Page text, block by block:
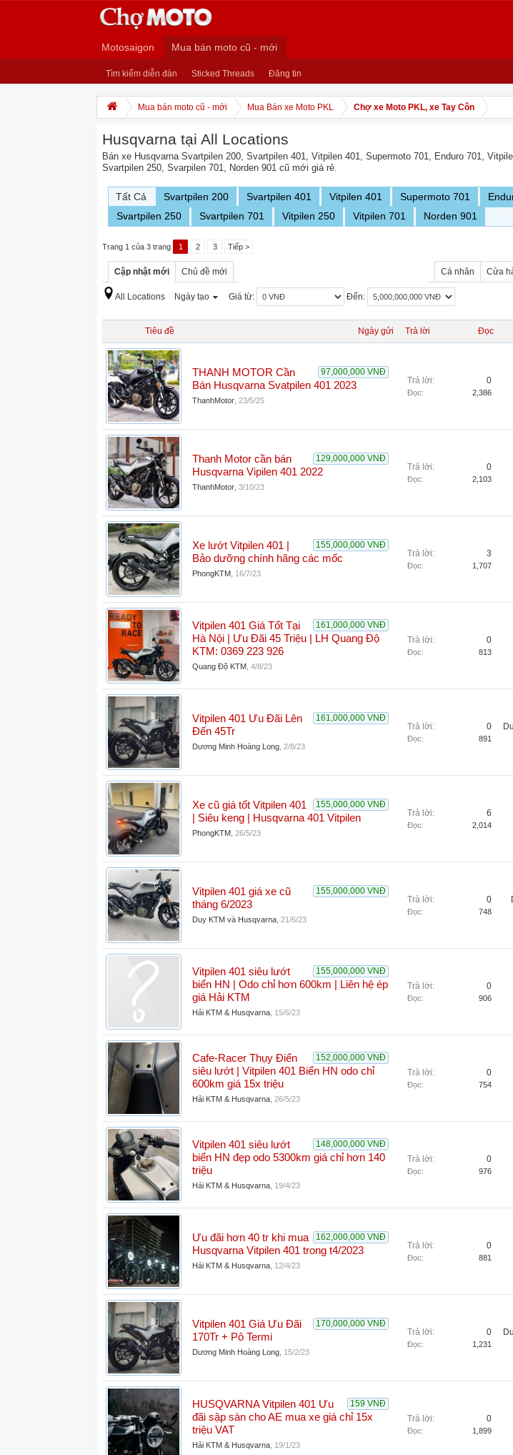
Motosaigon Mua bán moto cũ - mới
Tìm kiếm diễn đàn Sticked Threads Đăng tin
Mua bán moto cũ - mới Mua Bán xe Moto PKL Chợ xe Moto PKL, xe Tay Côn
Husqvarna tại All Locations
Bán xe Husqvarna Svartpilen 200, Svartpilen 401, Vitpilen 401, Supermoto 701, Enduro 701,
Svartpilen 250, Svarpilen 701, Norden 901 cũ mới giá rẻ.
Tất Cả Svartpilen 200 Svartpilen 401 Vitpilen 401 Supermoto 701
Svartpilen 250
Svartpilen 701 Vitpilen 250 Vitpilen 701 Norden 901
Trang 1 của 3 trang 1 2 3 Tiếp >
Cập nhật mới Chủ đề mới Cá nhân Cửa
All Locations Ngày tạo Giá từ: Đến:
Tiêu đề Ngày gửi Trả lời Đọc
97,000,000 VNĐ
THANH MOTOR Cần
Bán Husqvarna Svatpilen 401 2023
ThanhMotor 23/5/25
Trả lời: 0
Đọc: 2,386
129,000,000 VNĐ
Thanh Motor cần bán
Husqvarna Vipilen 401 2022
ThanhMotor 3/10/23
Trả lời: 0
Đọc: 2,103
155,000,000 VNĐ
Xe lướt Vitpilen 401 |
Bảo dưỡng chính hãng các mốc
PhongKTM 16/7/23
Trả lời: 3
Đọc: 1,707
161,000,000 VNĐ
Vitpilen 401 Giá Tốt Tại
Hà Nội | Ưu Đãi 45 Triệu | LH Quang Độ
KTM: 0369 223 926
Quang Độ KTM 4/8/23
Trả lời: 0
Đọc: 813
161,000,000 VNĐ
Vitpilen 401 Ưu Đãi Lên
Đến 45Tr
Dương Minh Hoàng Long 2/8/23
Trả lời: 0
Đọc: 891
155,000,000 VNĐ
Xe cũ giá tốt Vitpilen 401
| Siêu keng | Husqvarna 401 Vitpilen
PhongKTM 26/5/23
Trả lời: 6
Đọc: 2,014
155,000,000 VNĐ
Vitpilen 401 giá xe cũ
tháng 6/2023
Duy KTM và Husqvarna 21/6/23
Trả lời: 0
Đọc: 748
155,000,000 VNĐ
Vitpilen 401 siêu lướt
biển HN | Odo chỉ hơn 600km | Liên hệ ép
giá Hải KTM
Hải KTM & Husqvarna 15/6/23
Trả lời: 0
Đọc: 906
152,000,000 VNĐ
Cafe-Racer Thụy Điển
siêu lướt | Vitpilen 401 Biển HN odo chỉ
600km giá 15x triệu
Hải KTM & Husqvarna 26/5/23
Trả lời: 0
Đọc: 754
148,000,000 VNĐ
Vitpilen 401 siêu lướt
biển HN đẹp odo 5300km giá chỉ hơn 140
triệu
Hải KTM & Husqvarna 19/4/23
Trả lời: 0
Đọc: 976
162,000,000 VNĐ
Ưu đãi hơn 40 tr khi mua
Husqvarna Vitpilen 401 trong t4/2023
Hải KTM & Husqvarna 12/4/23
Trả lời: 0
Đọc: 881
170,000,000 VNĐ
Vitpilen 401 Giá Ưu Đãi
170Tr + Pô Termi
Dương Minh Hoàng Long 15/2/23
Trả lời: 0
Đọc: 1,231
159 VNĐ
HUSQVARNA Vitpilen 401 Ưu
đãi sập sàn cho AE mua xe giá chỉ 15x
triệu VAT
Hải KTM & Husqvarna 19/1/23
Trả lời: 0
Đọc: 1,899